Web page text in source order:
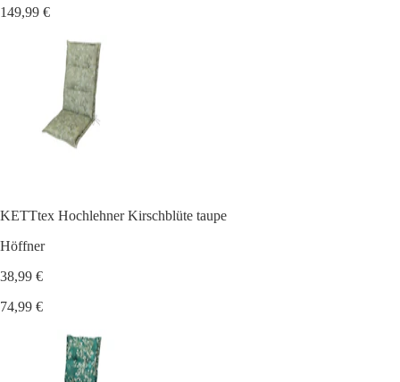
149,99 €
KETTtex Hochlehner Kirschblüte taupe
Höffner
38,99 €
74,99 €